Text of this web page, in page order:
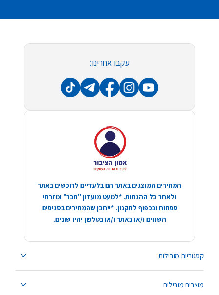
קטגוריות מובילות
מוצרים מובילים
עקבו אחרינו:
המחירים המוצגים באתר הם בלעדיים לרוכשים באתר
ולאחר כל ההנחות. *למעט מועדון "חבר" ומזרחי
טפחות ובכפוף לתקנון. *ייתכן שהמחירים בסניפים
השונים ו/או באתר ו/או בטלפון יהיו שונים.